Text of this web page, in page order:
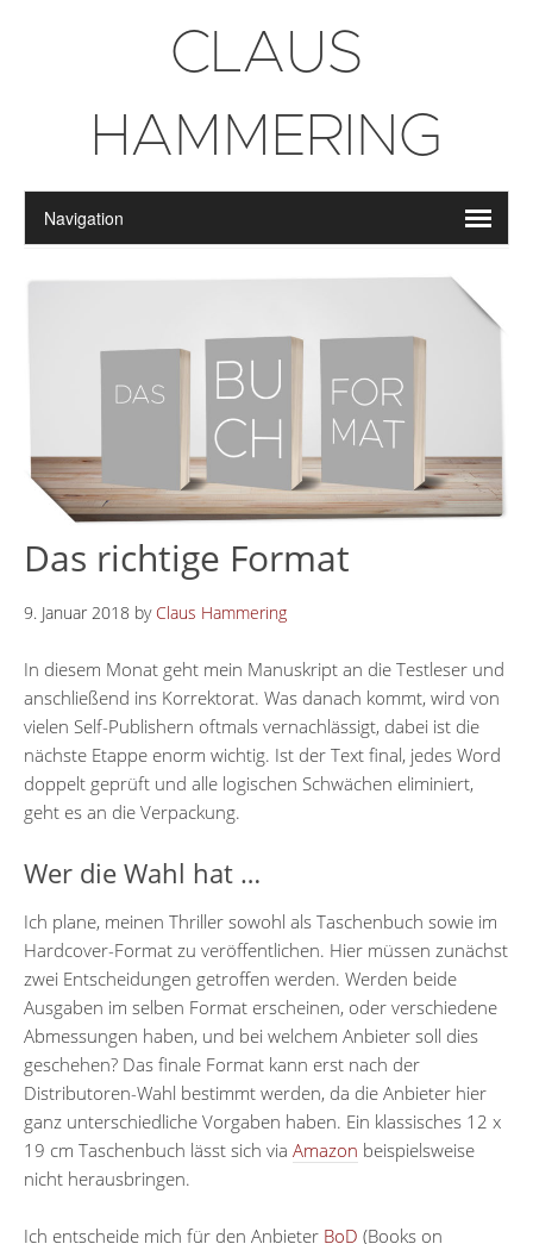
CLAUS
HAMMERING
Das richtige Format
9. Januar 2018 by Claus Hammering
In diesem Monat geht mein Manuskript an die Testleser und
anschließend ins Korrektorat. Was danach kommt, wird von
vielen Self-Publishern oftmals vernachlässigt, dabei ist die
nächste Etappe enorm wichtig. Ist der Text final, jedes Word
doppelt geprüft und alle logischen Schwächen eliminiert,
geht es an die Verpackung.
Wer die Wahl hat …
Ich plane, meinen Thriller sowohl als Taschenbuch sowie im
Hardcover-Format zu veröffentlichen. Hier müssen zunächst
zwei Entscheidungen getroffen werden. Werden beide
Ausgaben im selben Format erscheinen, oder verschiedene
Abmessungen haben, und bei welchem Anbieter soll dies
geschehen? Das finale Format kann erst nach der
Distributoren-Wahl bestimmt werden, da die Anbieter hier
ganz unterschiedliche Vorgaben haben. Ein klassisches 12 x
19 cm Taschenbuch lässt sich via Amazon beispielsweise
nicht herausbringen.
Ich entscheide mich für den Anbieter BoD (Books on